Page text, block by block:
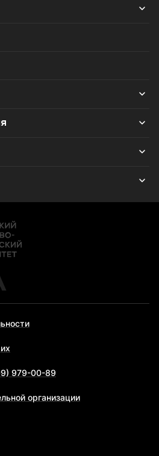
организации
образование
образование
979-00-89
организации